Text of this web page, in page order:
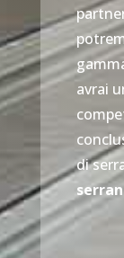
avrai
di